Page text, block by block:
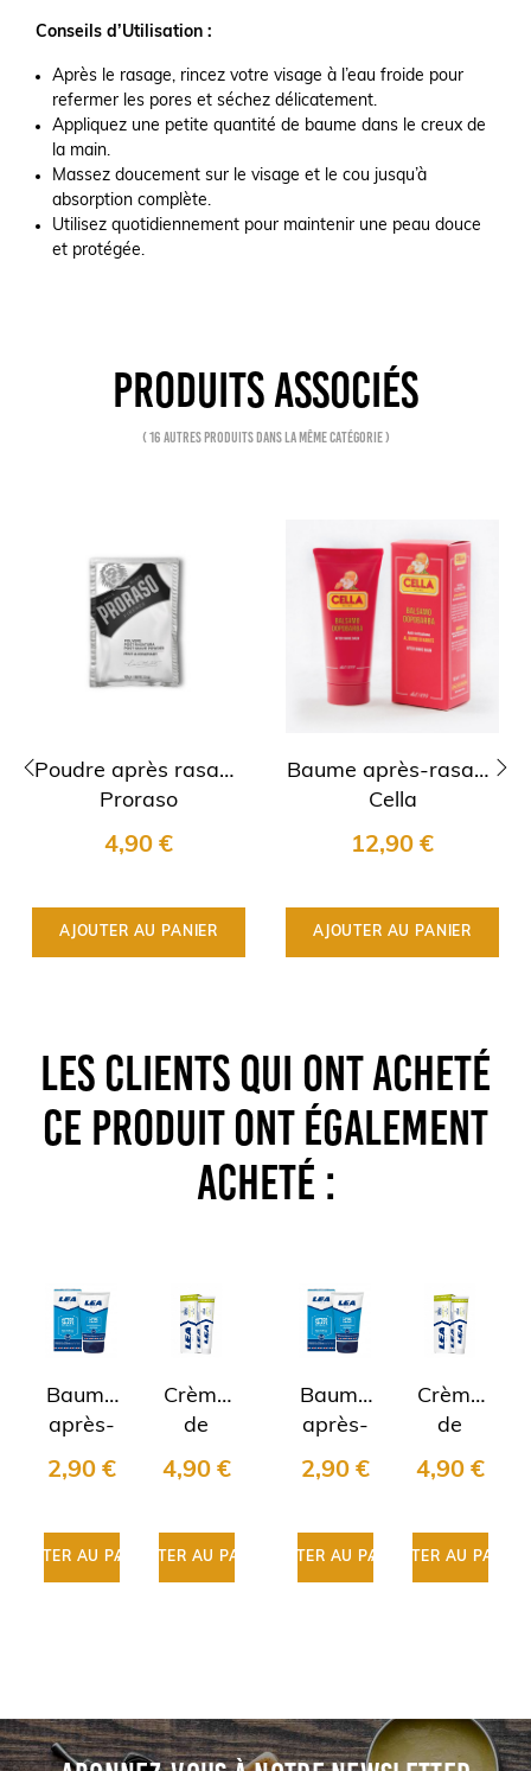
Conseils d’Utilisation :
Après le rasage, rincez votre visage à l’eau froide pour
refermer les pores et séchez délicatement.
Appliquez une petite quantité de baume dans le creux de
la main.
Massez doucement sur le visage et le cou jusqu’à
absorption complète.
Utilisez quotidiennement pour maintenir une peau douce
et protégée.
PRODUITS ASSOCIÉS
( 16 autres produits dans la même catégorie )
Poudre après rasage
Proraso
4,90 €
AJOUTER AU PANIER
Baume après-rasage
Cella
12,90 €
AJOUTER AU PANIER
LES CLIENTS QUI ONT ACHETÉ
CE PRODUIT ONT ÉGALEMENT
ACHETÉ :
Baume
après-
rasage
LEA
2,90 €
AJOUTER AU PANIER
Crème
de
rasage
"Sensitive"
100g
4,90 €
AJOUTER AU PANIER
Baume
après-
rasage
LEA
2,90 €
AJOUTER AU PANIER
Crème
de
rasage
"Sensitive"
100g
4,90 €
AJOUTER AU PANIER